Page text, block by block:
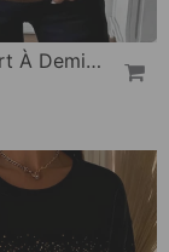
Sweat-Shirt À Demi-Zip Avec Imprimé Vintage